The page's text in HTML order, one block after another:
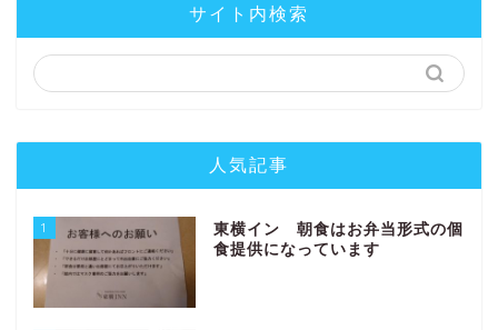
サイト内検索
人気記事
1
東横イン 朝食はお弁当形式の個
食提供になっています